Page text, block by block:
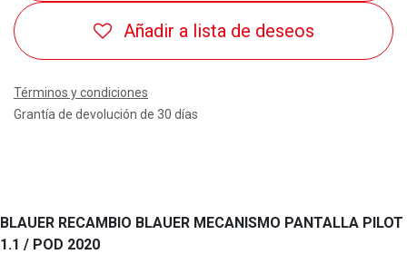
Añadir a lista de deseos
Términos y condiciones
Grantía de devolución de 30 días
BLAUER RECAMBIO BLAUER MECANISMO PANTALLA PILOT
1.1 / POD 2020